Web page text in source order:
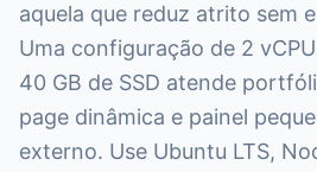
aquela que reduz atrito sem
Uma configuração de 2
40 GB de SSD atende
page dinâmica e painel
externo. Use Ubuntu LTS,